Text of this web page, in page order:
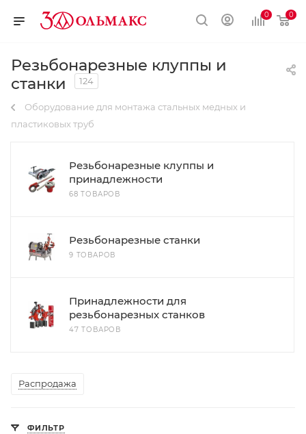
0 0
Резьбонарезные клуппы и
станки
124
Оборудование для монтажа стальных медных и
пластиковых труб
Резьбонарезные клуппы и
принадлежности
68 ТОВАРОВ
Резьбонарезные станки
9 ТОВАРОВ
Принадлежности для
резьбонарезных станков
47 ТОВАРОВ
Распродажа
ФИЛЬТР